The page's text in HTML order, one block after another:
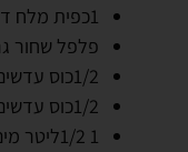
1כפית מלח דק
פלפל שחור
1/2כוס עדשים צהובות
1/2כוס עדשים ירוקות
1 1/2ליטר מים